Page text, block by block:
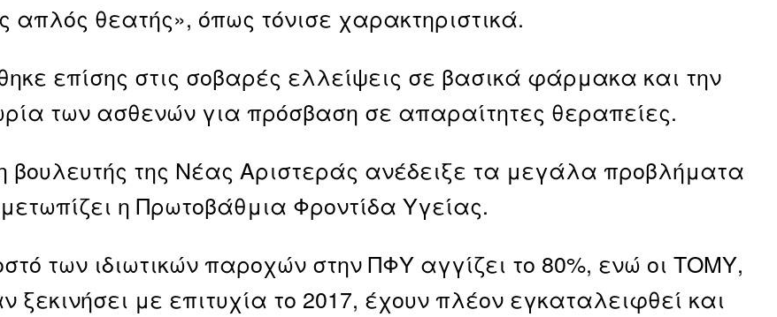
απλός θεατής», όπως τόνισε χαρακτηριστικά.
επίσης στις σοβαρές ελλείψεις σε βασικά φάρμακα και την
των ασθενών για πρόσβαση σε απαραίτητες θεραπείες.
βουλευτής της Νέας Αριστεράς ανέδειξε τα μεγάλα προβλήματα
η Πρωτοβάθμια Φροντίδα Υγείας.
των ιδιωτικών παροχών στην ΠΦΥ αγγίζει το 80%, ενώ οι ΤΟΜΥ,
ξεκινήσει με επιτυχία το 2017, έχουν πλέον εγκαταλειφθεί και